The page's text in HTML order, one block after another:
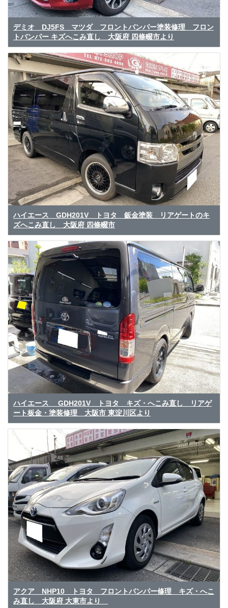
デミオ DJ5FS マツダ フロントバンパー塗装修理 フロン
トバンパー キズへこみ直し 大阪府 四條畷市より
ハイエース GDH201V トヨタ 鈑金塗装 リアゲートのキ
ズへこみ直し 大阪府 四條畷市
ハイエース GDH201V トヨタ キズ・へこみ直し リアゲ
ート板金・塗装修理 大阪市 東淀川区より
アクア NHP10 トヨタ フロントバンパー修理 キズ・へこ
み直し 大阪府 大東市より